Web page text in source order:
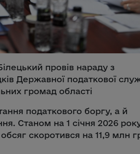
провів нараду з
Державної податкової
громад області
податкового боргу, а й
Станом на 1 січня 2026
скоротився на 11,9 млн